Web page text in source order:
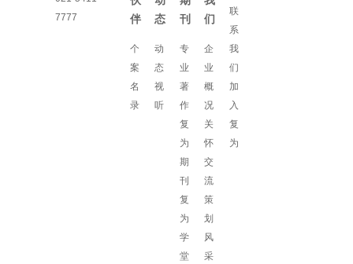
7777
伴
个
案
名
录
态
动
态
视
听
刊
专
业
著
作
复
为
期
刊
复
为
学
堂
们
企
业
概
况
关
怀
交
流
策
划
风
采
联
系
我
们
加
入
复
为